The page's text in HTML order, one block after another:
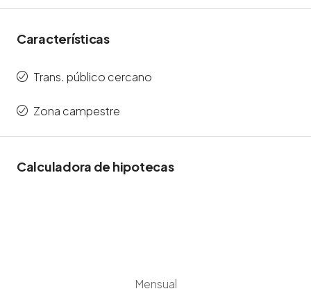
Características
Trans. público cercano
Zona campestre
Calculadora de hipotecas
Mensual